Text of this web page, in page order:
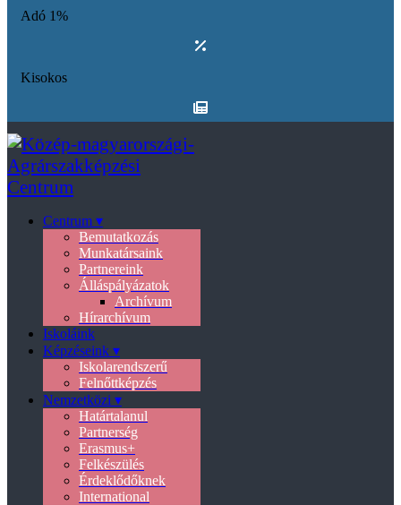
Adó 1%
Kisokos
Centrum ▾
Bemutatkozás
Munkatársaink
Partnereink
Álláspályázatok
Archívum
Hírarchívum
Iskoláink
Képzéseink ▾
Iskolarendszerű
Felnőttképzés
Nemzetközi ▾
Határtalanul
Partnerség
Erasmus+
Felkészülés
Érdeklődőknek
International